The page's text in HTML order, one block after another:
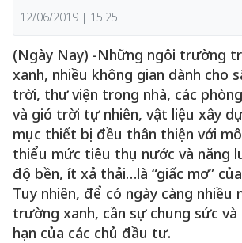
12/06/2019 | 15:25
(Ngày Nay) -Những ngôi trường
xanh, nhiều không gian dành cho
trời, thư viện trong nhà, các
và gió trời tự nhiên, vật liệu xây
mục thiết bị đều thân thiện với
thiểu mức tiêu thụ nước và năng
độ bền, ít xả thải…là “giấc mơ”
Tuy nhiên, để có ngày càng nhiều
trường xanh, cần sự chung sức và
hạn của các chủ đầu tư.